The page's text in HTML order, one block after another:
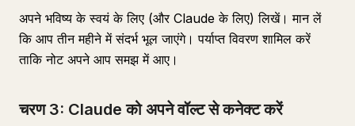
अपने भविष्य के स्वयं के लिए (और Claude के लिए) लिखें। मान लें
कि आप तीन महीने में संदर्भ भूल जाएंगे। पर्याप्त विवरण शामिल करें
ताकि नोट अपने आप समझ में आए।
चरण 3: Claude को अपने वॉल्ट से कनेक्ट करें